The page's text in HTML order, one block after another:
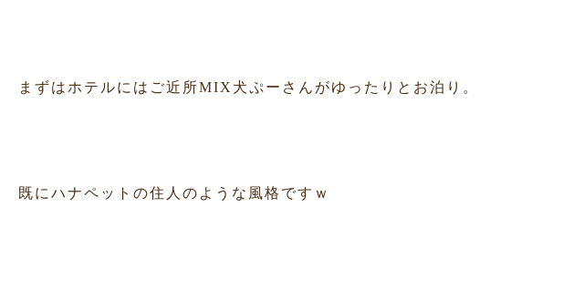
まずはホテルにはご近所MIX犬ぷーさんがゆったりとお泊り。
既にハナペットの住人のような風格ですｗ